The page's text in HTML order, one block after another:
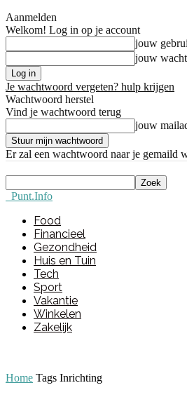
Aanmelden
Welkom! Log in op je account
jouw
jouw
Je wachtwoord vergeten? hulp krijgen
Wachtwoord herstel
Vind je wachtwoord terug
jouw
Er zal een wachtwoord naar je gemaild
Punt.Info
Food
Financieel
Gezondheid
Huis en Tuin
Tech
Sport
Vakantie
Winkelen
Zakelijk
Home Tags Inrichting